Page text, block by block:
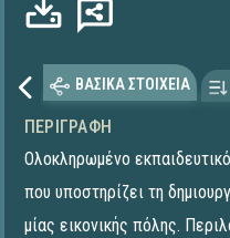
ΒΑΣΙΚΑ ΣΤΟΙΧΕΙΑ
ΠΕΡΙΓΡΑΦΉ
Ολοκληρωμένο
που υποστηρίζει τη
μίας εικονικής πόλης.